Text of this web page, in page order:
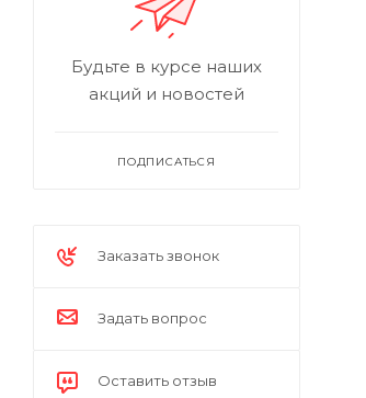
Будьте в курсе наших
акций и новостей
ПОДПИСАТЬСЯ
Заказать звонок
Задать вопрос
Оставить отзыв